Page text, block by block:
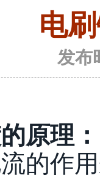
电
发布
原理：
的作